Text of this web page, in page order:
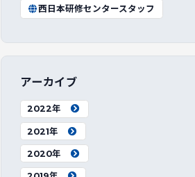
西日本研修センタースタッフ
アーカイブ
2022年
2021年
2020年